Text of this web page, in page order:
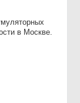
в Москве.